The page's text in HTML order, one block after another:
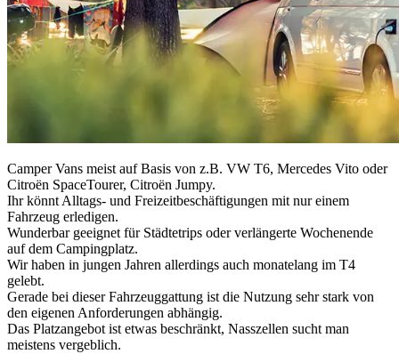
Camper Vans meist auf Basis von z.B. VW T6, Mercedes Vito oder
Citroën SpaceTourer, Citroën Jumpy.
Ihr könnt Alltags- und Freizeitbeschäftigungen mit nur einem
Fahrzeug erledigen.
Wunderbar geeignet für Städtetrips oder verlängerte Wochenende
auf dem Campingplatz.
Wir haben in jungen Jahren allerdings auch monatelang im T4
gelebt.
Gerade bei dieser Fahrzeuggattung ist die Nutzung sehr stark von
den eigenen Anforderungen abhängig.
Das Platzangebot ist etwas beschränkt, Nasszellen sucht man
meistens vergeblich.